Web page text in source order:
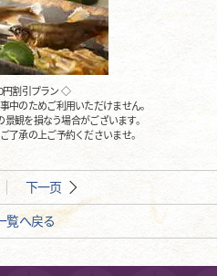
円割引プラン ◇
中のためご利用いただけません。
観を損なう場合がございます。
了承の上ご予約くださいませ。
下一页
覧へ戻る